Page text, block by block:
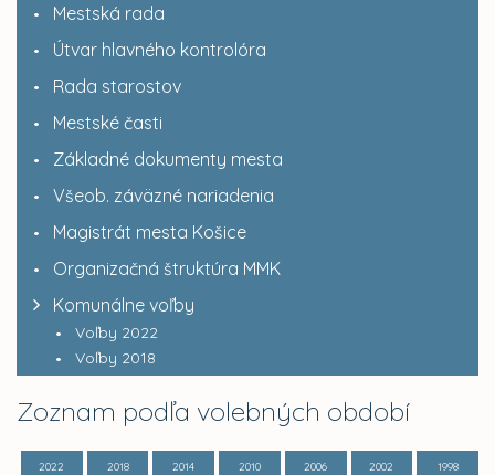
Mestská rada
Útvar hlavného kontrolóra
Rada starostov
Mestské časti
Základné dokumenty mesta
Všeob. záväzné nariadenia
Magistrát mesta Košice
Organizačná štruktúra MMK
Komunálne voľby
Voľby 2022
Voľby 2018
Zoznam podľa volebných období
2022
2018
2014
2010
2006
2002
1998